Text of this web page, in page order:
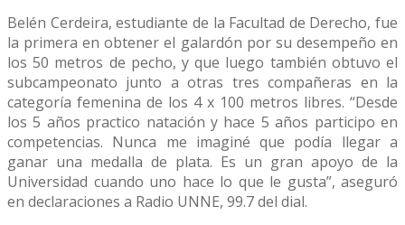
Belén Cerdeira, estudiante de la Facultad de Derecho, fue
la primera en obtener el galardón por su desempeño en
los 50 metros de pecho, y que luego también obtuvo el
subcampeonato junto a otras tres compañeras en la
categoría femenina de los 4 x 100 metros libres. “Desde
los 5 años practico natación y hace 5 años participo en
competencias. Nunca me imaginé que podía llegar a
ganar una medalla de plata. Es un gran apoyo de la
Universidad cuando uno hace lo que le gusta”, aseguró
en declaraciones a Radio UNNE, 99.7 del dial.